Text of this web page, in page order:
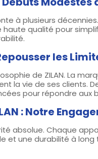
à plusieurs
qualité pour
les
de ZILAN. La
la vie de ses clients.
pour répondre aux
: Notre
absolue. Chaque
et une durabilité à